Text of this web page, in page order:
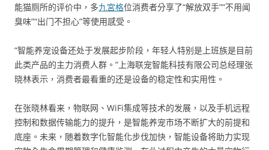
能猫厕所的评价中，多九宮格位消费者分享了“解放双手”“不用闻
臭味”“出门不担心”等使用感受。
“智能养宠设备还处于发展起步阶段，年轻人特别是上班族是目前
此类产品的主力消费人群。”上海联宠智能科技有限公司总经理张
晓林表示，消费者最看重的还是设备的稳定性和实用性。
在张晓林看来，物联网、WiFi集成等技术的发展，以及手机远程
控制和数据传输能力的提升，是智能养宠市场不断扩大的前提和
底座。未来，随着数字化智能化步伐加快，智能设备将助力实现